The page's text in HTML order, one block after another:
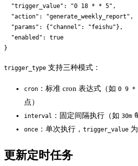
  "trigger_value": "0 18 * * 5",
  "action": "generate_weekly_report",
  "params": {"channel": "feishu"},
  "enabled": true
trigger_type 支持三种模式：
cron ：标准 cron 表达式（如 0 9 *
点）
interval ：固定间隔执行（如 30m
once ：单次执行， trigger_value
更新定时任务